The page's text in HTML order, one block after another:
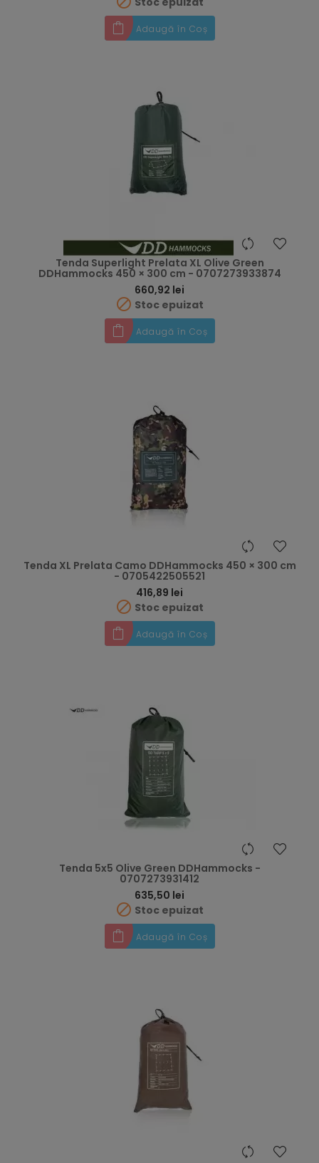
Adaugă în Coș
Tenda Superlight Prelata XL Olive Green
DDHammocks 450 × 300 cm - 0707273933874
660,92 lei
 Stoc epuizat
Adaugă în Coș
Tenda XL Prelata Camo DDHammocks 450 × 300 cm
- 0705422505521
416,89 lei
 Stoc epuizat
Adaugă în Coș
Tenda 5x5 Olive Green DDHammocks -
0707273931412
635,50 lei
 Stoc epuizat
Adaugă în Coș